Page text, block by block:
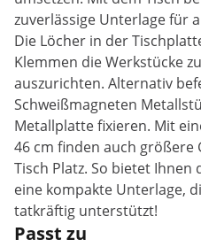
zuverlässige Unterlage für
Die Löcher in der
Klemmen die Werkstücke
auszurichten. Alternativ
Schweißmagneten
Metallplatte fixieren. Mit
46 cm finden auch größere
Tisch Platz. So bietet Ihnen
eine kompakte Unterlage,
tatkräftig unterstützt!
Passt zu